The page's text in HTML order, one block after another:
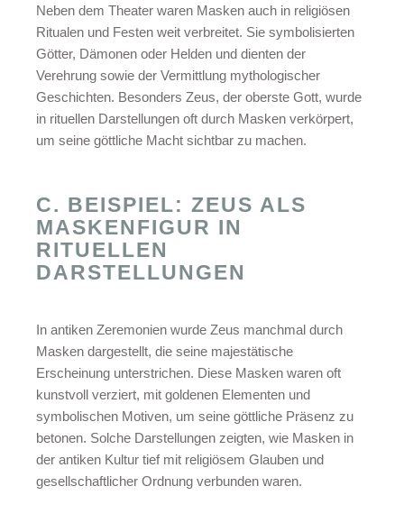
Neben dem Theater waren Masken auch in religiösen
Ritualen und Festen weit verbreitet. Sie symbolisierten
Götter, Dämonen oder Helden und dienten der
Verehrung sowie der Vermittlung mythologischer
Geschichten. Besonders Zeus, der oberste Gott, wurde
in rituellen Darstellungen oft durch Masken verkörpert,
um seine göttliche Macht sichtbar zu machen.
C. BEISPIEL: ZEUS ALS
MASKENFIGUR IN
RITUELLEN
DARSTELLUNGEN
In antiken Zeremonien wurde Zeus manchmal durch
Masken dargestellt, die seine majestätische
Erscheinung unterstrichen. Diese Masken waren oft
kunstvoll verziert, mit goldenen Elementen und
symbolischen Motiven, um seine göttliche Präsenz zu
betonen. Solche Darstellungen zeigten, wie Masken in
der antiken Kultur tief mit religiösem Glauben und
gesellschaftlicher Ordnung verbunden waren.